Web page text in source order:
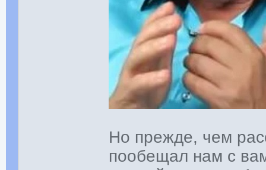
Но прежде, чем
пообещал нам с